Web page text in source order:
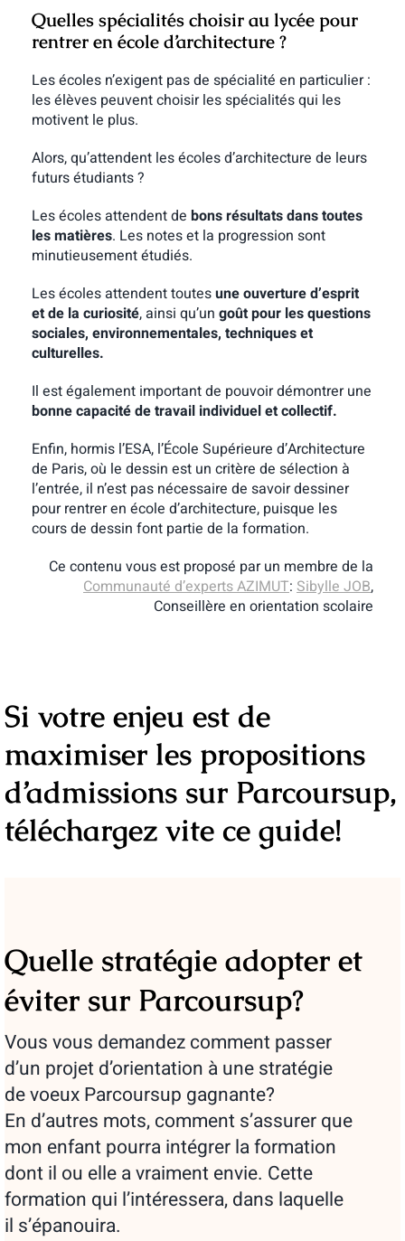
Quelles spécialités choisir au lycée pour
rentrer en école d’architecture ?
Les écoles n’exigent pas de spécialité en particulier :
les élèves peuvent choisir les spécialités qui les
motivent le plus.
Alors, qu’attendent les écoles d’architecture de leurs
futurs étudiants ?
Les écoles attendent de bons résultats dans toutes
les matières. Les notes et la progression sont
minutieusement étudiés.
Les écoles attendent toutesune ouverture d’esprit
et de la curiosité, ainsi qu’un goût pour les questions
sociales, environnementales, techniques et
culturelles.
Il est également important de pouvoir démontrer une
bonne capacité de travail individuel et collectif.
Enfin, hormis l’ESA, l’École Supérieure d’Architecture
de Paris, où le dessin est un critère de sélection à
l’entrée, il n’est pas nécessaire de savoir dessiner
pour rentrer en école d’architecture, puisque les
cours de dessin font partie de la formation.
Ce contenu vous est proposé par un membre de la
Communauté d’experts AZIMUT:Sibylle JOB,
Conseillère en orientation scolaire
Si votre enjeu est de
maximiser les propositions
d’admissions sur Parcoursup,
téléchargez vite ce guide!
Quelle stratégie adopter et
éviter sur Parcoursup?
Vous vous demandez comment passer
d’un projet d’orientation à une stratégie
de voeux Parcoursup gagnante?
En d’autres mots, comment s’assurer que
mon enfant pourra intégrer la formation
dont il ou elle a vraiment envie. Cette
formation qui l’intéressera, dans laquelle
il s’épanouira.